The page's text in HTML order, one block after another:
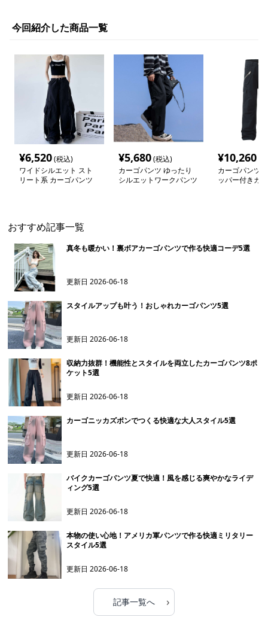
今回紹介した商品一覧
¥6,520(税込)
ワイドシルエット スト
リート系 カーゴパンツ
¥5,680(税込)
カーゴパンツ ゆったり
シルエットワークパンツ
¥10,260
カーゴパンツ
ッパー付きカ
おすすめ記事一覧
真冬も暖かい！裏ボアカーゴパンツで作る快適コーデ5選
更新日2026-06-18
スタイルアップも叶う！おしゃれカーゴパンツ5選
更新日2026-06-18
収納力抜群！機能性とスタイルを両立したカーゴパンツ8ポ
ケット5選
更新日2026-06-18
カーゴニッカズボンでつくる快適な大人スタイル5選
更新日2026-06-18
バイクカーゴパンツ夏で快適！風を感じる爽やかなライデ
ィング5選
更新日2026-06-18
本物の使い心地！アメリカ軍パンツで作る快適ミリタリー
スタイル5選
更新日2026-06-18
記事一覧へ ›